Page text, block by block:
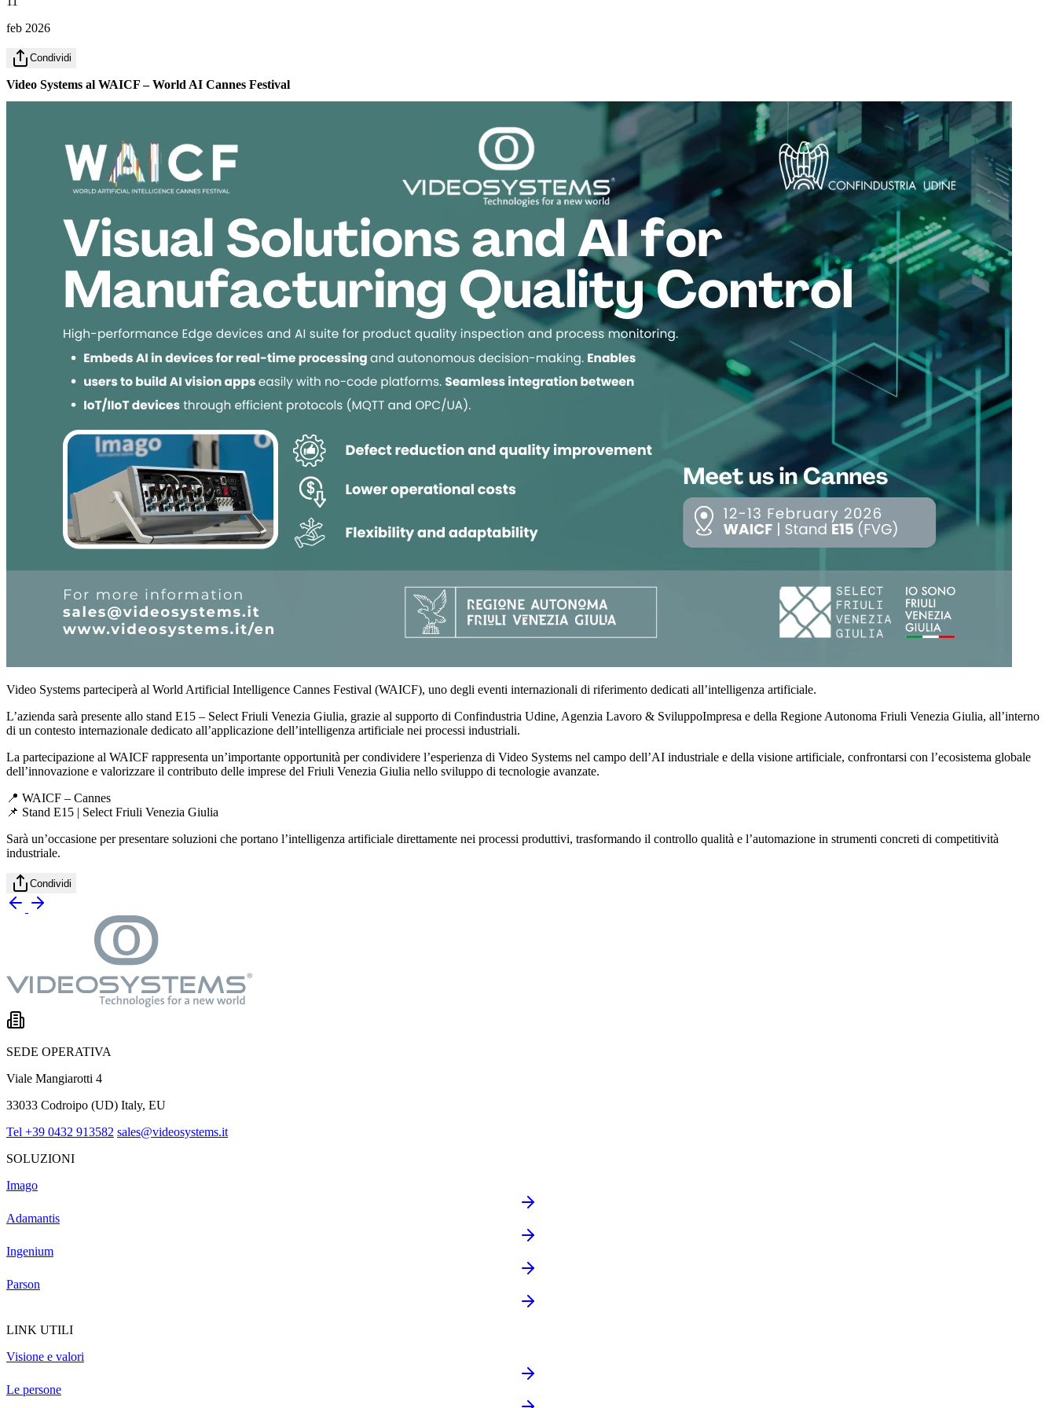
feb 2026
Condividi
Video Systems al WAICF – World AI Cannes Festival
Video Systems parteciperà al World Artificial Intelligence Cannes Festival (WAICF), uno degli eventi internazionali di riferimento dedicati all’intelligenza artificiale.
L’azienda sarà presente allo stand E15 – Select Friuli Venezia Giulia, grazie al supporto di Confindustria Udine, Agenzia Lavoro & SviluppoImpresa e della Regione Autonoma Friuli Venezia Giulia, all’interno
di un contesto internazionale dedicato all’applicazione dell’intelligenza artificiale nei processi industriali.
La partecipazione al WAICF rappresenta un’importante opportunità per condividere l’esperienza di Video Systems nel campo dell’AI industriale e della visione artificiale, confrontarsi con l’ecosistema globale
dell’innovazione e valorizzare il contributo delle imprese del Friuli Venezia Giulia nello sviluppo di tecnologie avanzate.
📍 WAICF – Cannes
📌 Stand E15 | Select Friuli Venezia Giulia
Sarà un’occasione per presentare soluzioni che portano l’intelligenza artificiale direttamente nei processi produttivi, trasformando il controllo qualità e l’automazione in strumenti concreti di competitività
industriale.
Condividi
SEDE OPERATIVA
Viale Mangiarotti 4
33033 Codroipo (UD) Italy, EU
Tel +39 0432 913582 sales@videosystems.it
SOLUZIONI
Imago
Adamantis
Ingenium
Parson
LINK UTILI
Visione e valori
Le persone